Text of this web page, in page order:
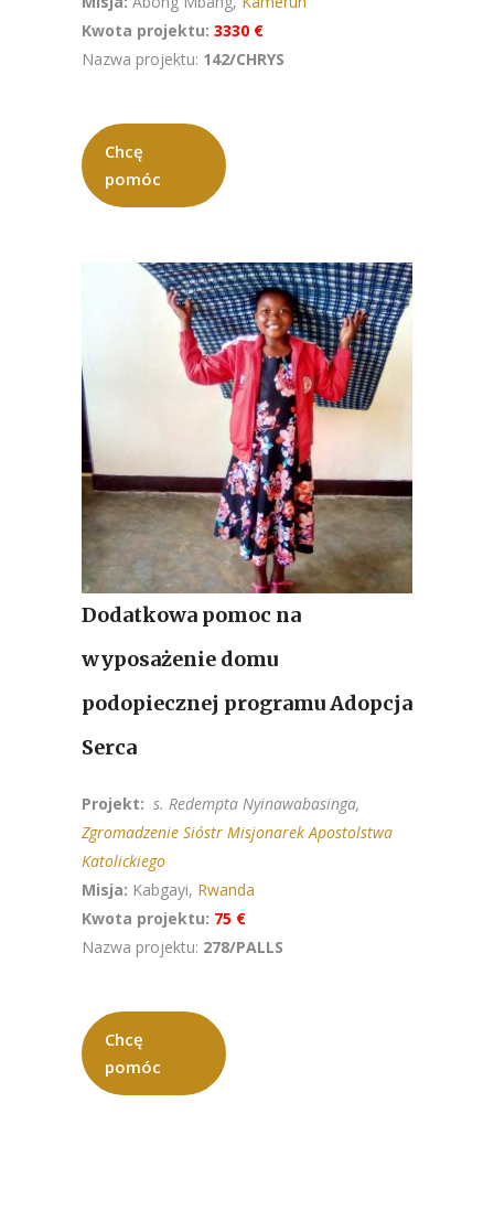
Kwota projektu: 3330 €
Nazwa projektu: 142/CHRYS
Chcę
pomóc
Dodatkowa pomoc na
wyposażenie domu
podopiecznej programu Adopcja
Serca
Projekt: s. Redempta Nyinawabasinga,
Zgromadzenie Sióstr Misjonarek Apostolstwa
Katolickiego
Misja: Kabgayi, Rwanda
Kwota projektu: 75 €
Nazwa projektu: 278/PALLS
Chcę
pomóc